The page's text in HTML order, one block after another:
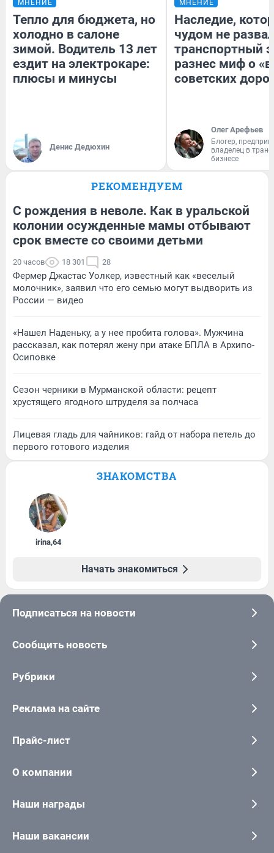
МНЕНИЕ
Тепло для бюджета, но
холодно в салоне
зимой. Водитель 13 лет
ездит на электрокаре:
плюсы и минусы
Денис Дедюхин
МНЕНИЕ
Наследие,
чудом не
транспортный
разнес миф о
советских
Олег Арефьев
Блогер,
владелец в
бизнесе
РЕКОМЕНДУЕМ
С рождения в неволе. Как в уральской
колонии осужденные мамы отбывают
срок вместе со своими детьми
20 часов 18 301 28
Фермер Джастас Уолкер, известный как «веселый
молочник», заявил что его семью могут выдворить из
России — видео
«Нашел Наденьку, а у нее пробита голова». Мужчина
рассказал, как потерял жену при атаке БПЛА в Архипо-
Осиповке
Сезон черники в Мурманской области: рецепт
хрустящего ягодного штруделя за полчаса
Лицевая гладь для чайников: гайд от набора петель до
первого готового изделия
ЗНАКОМСТВА
irina,64
Начать знакомиться
Подписаться на новости
Сообщить новость
Рубрики
Реклама на сайте
Прайс-лист
О компании
Наши награды
Наши вакансии